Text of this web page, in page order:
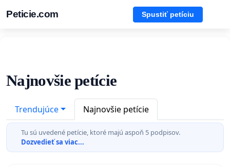
Peticie.com Spustiť petíciu
Najnovšie petície
Trendujúce Najnovšie petície
Tu sú uvedené petície, ktoré majú aspoň 5 podpisov.
Dozvedieť sa viac...